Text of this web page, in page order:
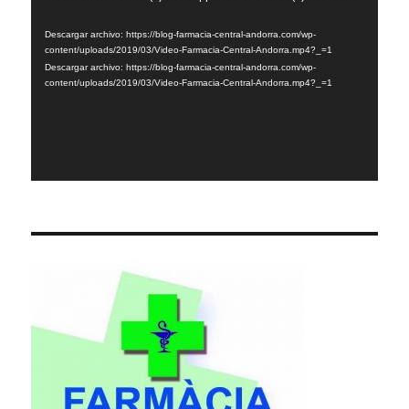
vídeo
Descargar archivo: https://blog-farmacia-central-andorra.com/wp-
content/uploads/2019/03/Video-Farmacia-Central-Andorra.mp4?_=1
Descargar archivo: https://blog-farmacia-central-andorra.com/wp-
content/uploads/2019/03/Video-Farmacia-Central-Andorra.mp4?_=1